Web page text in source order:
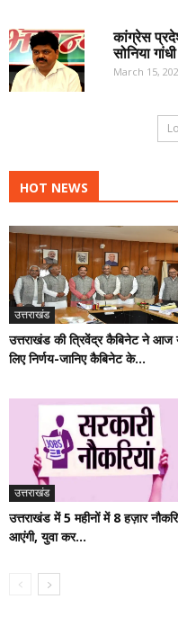
कांग्रेस
सोनिया
March 15,
HOT NEWS
उत्तराखंड
उत्तराखंड की त्रिवेंद्र कैबिनेट ने आज
लिए निर्णय-जानिए कैबिनेट के...
उत्तराखंड
उत्तराखंड में 5 महीनों में 8 हज़ार
आएंगी, युवा कर...